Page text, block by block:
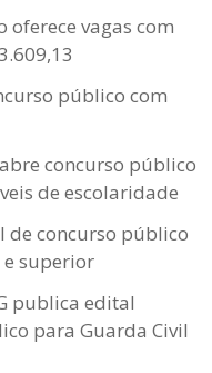
oferece vagas com
público com
concurso público
de escolaridade
de concurso público
superior
publica edital
para Guarda Civil